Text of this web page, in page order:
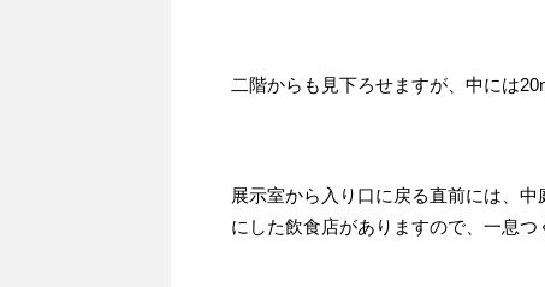
二階からも見下ろせますが、中には
展示室から入り口に戻る直前には、
にした飲食店がありますので、一息つ